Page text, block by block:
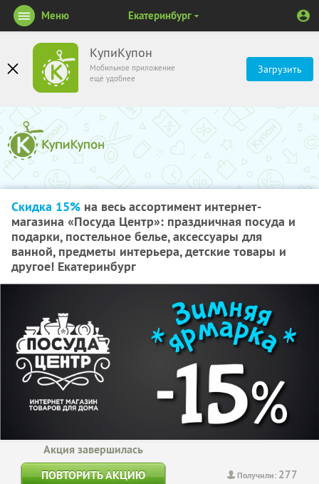
КупиКупон
Мобильное приложение
ещё удобнее
Загрузить
Меню Екатеринбург
Скидка 15% на весь ассортимент интернет-
магазина «Посуда Центр»: праздничная посуда и
подарки, постельное белье, аксессуары для
ванной, предметы интерьера, детские товары и
другое! Екатеринбург
Получили: 277
Акция завершилась
ПОВТОРИТЬ АКЦИЮ